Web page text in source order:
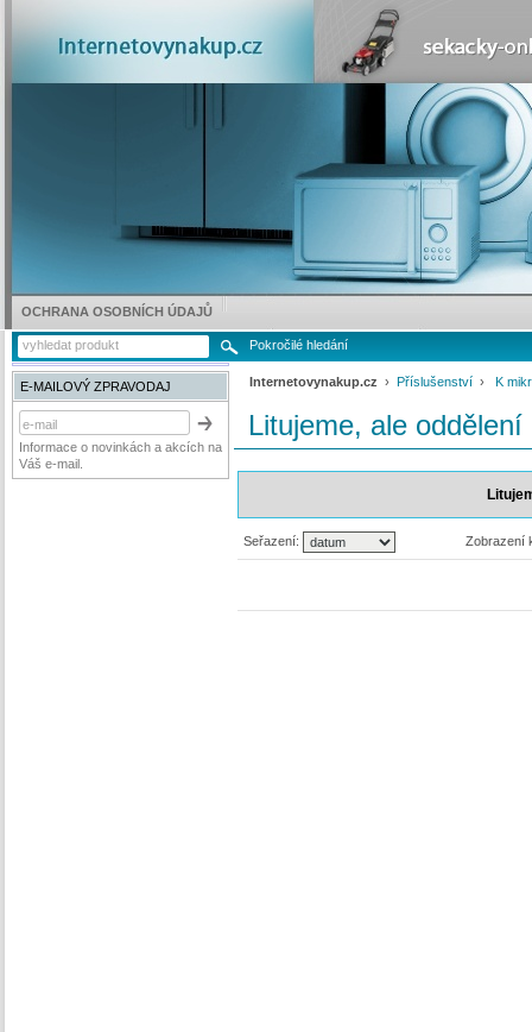
Internetovynakup.cz › Příslušenství › K
Litujeme, ale oddělení
Seřazení: Zobrazení
E-MAILOVÝ ZPRAVODAJ
Informace o novinkách a akcích na
Váš e-mail.
Pokročilé hledání
OCHRANA OSOBNÍCH ÚDAJŮ